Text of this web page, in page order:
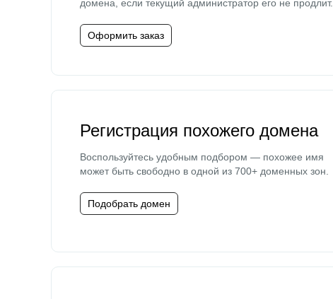
домена, если текущий администратор его не продлит.
Оформить заказ
Регистрация похожего домена
Воспользуйтесь удобным подбором — похожее имя
может быть свободно в одной из 700+ доменных зон.
Подобрать домен